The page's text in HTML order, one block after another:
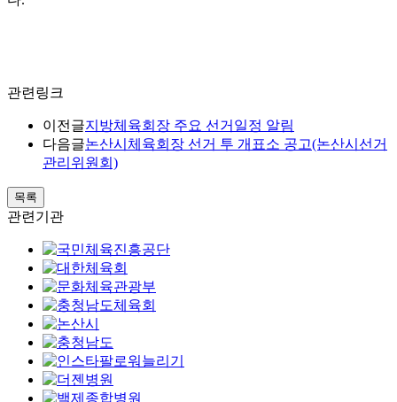
관련링크
이전글지방체육회장 주요 선거일정 알림
다음글논산시체육회장 선거 투 개표소 공고(논산시선거
관리위원회)
목록
관련기관